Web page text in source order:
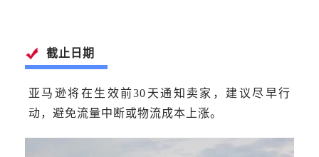
截止日期
亚马逊将在生效前30天通知卖家，建议尽早行
动，避免流量中断或物流成本上涨。